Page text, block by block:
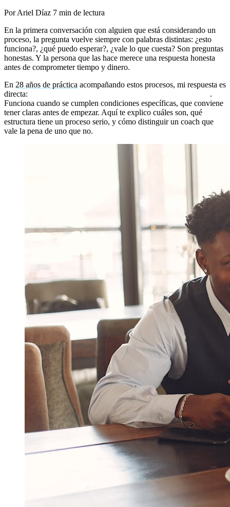
Por Ariel Díaz 7 min de lectura
En la primera conversación con alguien que está considerando un
proceso, la pregunta vuelve siempre con palabras distintas: ¿esto
funciona?, ¿qué puedo esperar?, ¿vale lo que cuesta? Son preguntas
honestas. Y la persona que las hace merece una respuesta honesta
antes de comprometer tiempo y dinero.
En 28 años de práctica acompañando estos procesos, mi respuesta es
directa:
.
Funciona cuando se cumplen condiciones específicas, que conviene
tener claras antes de empezar. Aquí te explico cuáles son, qué
estructura tiene un proceso serio, y cómo distinguir un coach que
vale la pena de uno que no.